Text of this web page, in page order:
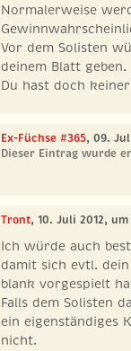
Normalerweise
Vor dem Solisten
deinem Blatt geben.
Du hast doch
Ex-Füchse #365, 09.
Dieser Eintrag wurde
Tront, 10. Juli 2012, um
Ich würde auch
damit sich evtl.
blank vorgespielt
Falls dem Solisten
ein eigenständiges
nicht.